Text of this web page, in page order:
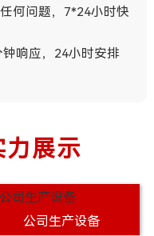
何问题，7*24小时快
响应，24小时安排
力展示
公司生产设备